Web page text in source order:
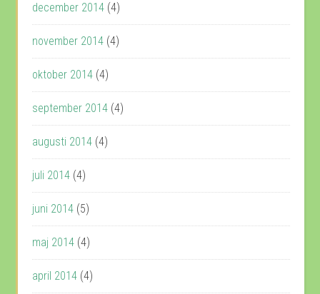
december 2014 (4)
november 2014 (4)
oktober 2014 (4)
september 2014 (4)
augusti 2014 (4)
juli 2014 (4)
juni 2014 (5)
maj 2014 (4)
april 2014 (4)